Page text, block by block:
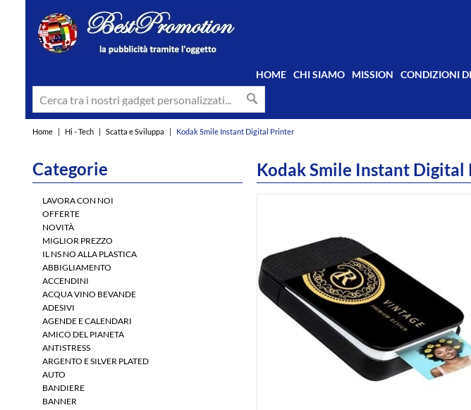
HOME CHI SIAMO MISSION CONDIZIONI
Home | Hi - Tech | Scatta e Sviluppa | Kodak Smile Instant Digital Printer
Kodak Smile Instant
Categorie
LAVORA CON NOI
OFFERTE
NOVITÀ
MIGLIOR PREZZO
IL NS NO ALLA PLASTICA
ABBIGLIAMENTO
ACCENDINI
ACQUA VINO BEVANDE
ADESIVI
AGENDE E CALENDARI
AMICO DEL PIANETA
ANTISTRESS
ARGENTO E SILVER PLATED
AUTO
BANDIERE
BANNER